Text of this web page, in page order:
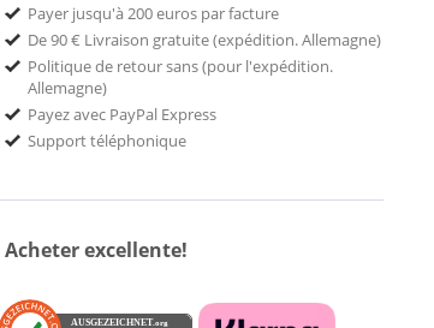
Payer jusqu'à 200 euros par facture
De 90 € Livraison gratuite (expédition. Allemagne)
Politique de retour sans (pour l'expédition.
Allemagne)
Payez avec PayPal Express
Support téléphonique
Acheter excellente!
AUSGEZEICHNET .org